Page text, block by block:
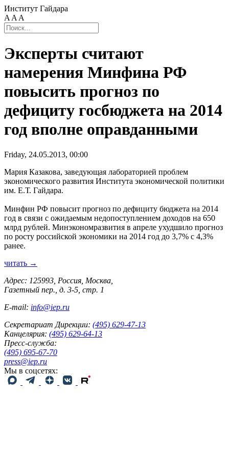
Институт Гайдара
A A A
Эксперты считают
намерения Минфина РФ
повысить прогноз по
дефициту госбюджета на 2014
год вполне оправданными
Friday, 24.05.2013, 00:00
Мария Казакова, заведующая лабораторией проблем
экономического развития Института экономической политики
им. Е.Т. Гайдара.
Минфин РФ повысит прогноз по дефициту бюджета на 2014
год в связи с ожидаемым недопоступлением доходов на 650
млрд рублей. Минэкономразвития в апреле ухудшило прогноз
по росту российской экономики на 2014 год до 3,7% с 4,3%
ранее.
читать →
Адрес: 125993, Россия, Москва,
Газетный пер., д. 3-5, стр. 1
E-mail: info@iep.ru
Секретариат Дирекции: (495) 629-47-13
Канцелярия: (495) 629-64-13
Пресс-служба:
(495) 695-67-70
press@iep.ru
Мы в соцсетях: